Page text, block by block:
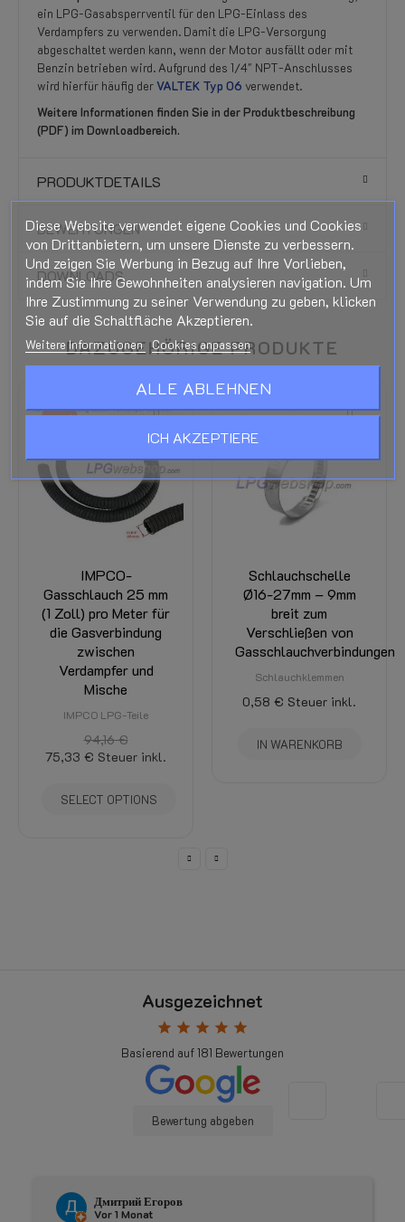
ein LPG-Gasabsperrventil für den LPG-Einlass des
Verdampfers zu verwenden. Damit die LPG-Versorgung
abgeschaltet werden kann, wenn der Motor ausfällt oder mit
Benzin betrieben wird. Aufgrund des 1/4" NPT-Anschlusses
wird hierfür häufig derVALTEK Typ 06 verwendet.
Weitere Informationen finden Sie in der Produktbeschreibung
(PDF) im Downloadbereich.
PRODUKTDETAILS
BEWERTUNGEN
DOWNLOADS
DAZUGEHÖRIGE PRODUKTE
-20%
IMPCO-
Gasschlauch 25 mm
(1 Zoll) pro Meter für
die Gasverbindung
zwischen
Verdampfer und
Mische
IMPCO LPG-Teile
94,16 €
75,33 € Steuer inkl.
SELECT OPTIONS
Schlauchschelle
Ø16-27mm – 9mm
breit zum
Verschließen von
Gasschlauchverbindungen
Schlauchklemmen
0,58 € Steuer inkl.
IN WARENKORB
Ausgezeichnet
star star star star star
Basierend auf181 Bewertungen
Bewertung abgeben
Дмитрий Егоров
Vor 1 Monat
Diese Website verwendet eigene Cookies und Cookies
von Drittanbietern, um unsere Dienste zu verbessern.
Und zeigen Sie Werbung in Bezug auf Ihre Vorlieben,
indem Sie Ihre Gewohnheiten analysieren navigation. Um
Ihre Zustimmung zu seiner Verwendung zu geben, klicken
Sie auf die Schaltfläche Akzeptieren.
Weitere Informationen Cookies anpassen
ALLE ABLEHNEN
ICH AKZEPTIERE